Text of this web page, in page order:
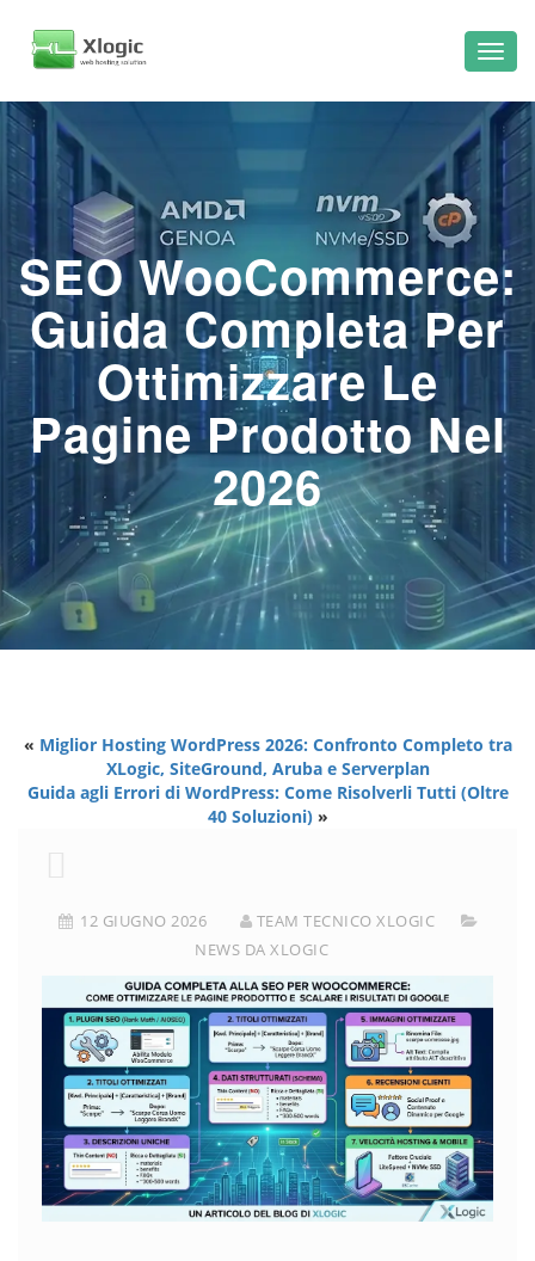
SEO WooCommerce:
Guida Completa Per
Ottimizzare Le
Pagine Prodotto Nel
2026
« Miglior Hosting WordPress 2026: Confronto Completo tra
XLogic, SiteGround, Aruba e Serverplan
Guida agli Errori di WordPress: Come Risolverli Tutti (Oltre
40 Soluzioni)»
12 GIUGNO 2026
TEAM TECNICO XLOGIC
NEWS DA XLOGIC